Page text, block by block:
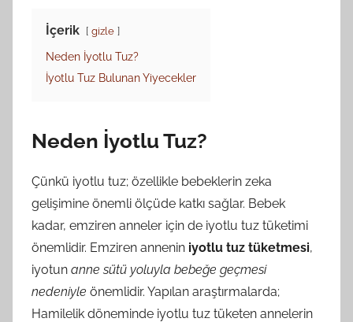
İçerik gizle
Neden İyotlu Tuz?
İyotlu Tuz Bulunan Yiyecekler
Neden İyotlu Tuz?
Çünkü iyotlu tuz; özellikle bebeklerin zeka
gelişimine önemli ölçüde katkı sağlar. Bebek
kadar, emziren anneler için de iyotlu tuz tüketimi
önemlidir. Emziren annenin iyotlu tuz tüketmesi,
iyotun anne sütü yoluyla bebeğe geçmesi
nedeniyle önemlidir. Yapılan araştırmalarda;
Hamilelik döneminde iyotlu tuz tüketen annelerin